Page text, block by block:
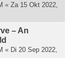
« Za 15 Okt 2022,
– An
« Di 20 Sep 2022,